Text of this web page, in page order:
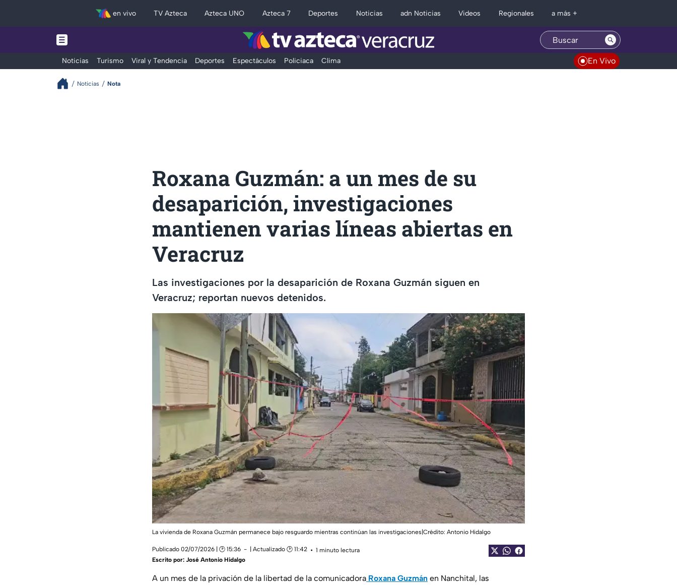
en vivo TV Azteca Azteca UNO Azteca 7 Deportes Noticias adn Noticias Videos Regionales a más +
Noticias Turismo Viral y Tendencia Deportes Espectáculos Policiaca Clima En Vivo
Noticias Nota
Roxana Guzmán: a un mes de su
desaparición, investigaciones
mantienen varias líneas abiertas en
Veracruz
Las investigaciones por la desaparición de Roxana Guzmán siguen en
Veracruz; reportan nuevos detenidos.
La vivienda de Roxana Guzmán permanece bajo resguardo mientras continúan las investigaciones|Crédito: Antonio Hidalgo
Publicado 02/07/2026 | 🕑 15:36 | Actualizado 🕑 11:42
1 minuto lectura
Escrito por: José Antonio Hidalgo
A un mes de la privación de la libertad de la comunicadora Roxana Guzmán en Nanchital, las